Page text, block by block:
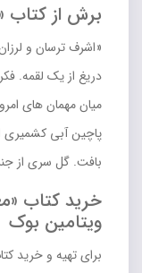
برش از کتاب
«اشرف ترسان و
دریغ از یک لقمه.
میان مهمان های
پاچین آبی کشمیری
بافت. گل سری از
خرید کتاب
ویتامین بوک
برای تهیه و خرید